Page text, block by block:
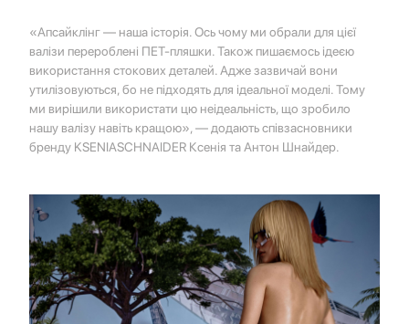
«Апсайклінг — наша історія. Ось чому ми обрали для цієї
валізи перероблені ПЕТ-пляшки. Також пишаємось ідеєю
використання стокових деталей. Адже зазвичай вони
утилізовуються, бо не підходять для ідеальної моделі. Тому
ми вирішили використати цю неідеальність, що зробило
нашу валізу навіть кращою», — додають співзасновники
бренду KSENIASCHNAIDER Ксенія та Антон Шнайдер.